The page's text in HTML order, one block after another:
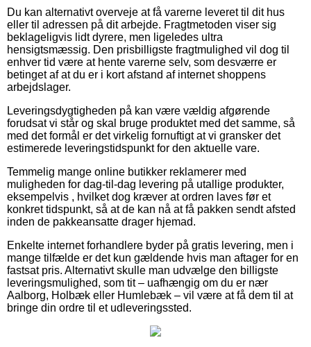
Du kan alternativt overveje at få varerne leveret til dit hus
eller til adressen på dit arbejde. Fragtmetoden viser sig
beklageligvis lidt dyrere, men ligeledes ultra
hensigtsmæssig. Den prisbilligste fragtmulighed vil dog til
enhver tid være at hente varerne selv, som desværre er
betinget af at du er i kort afstand af internet shoppens
arbejdslager.
Leveringsdygtigheden på kan være vældig afgørende
forudsat vi står og skal bruge produktet med det samme, så
med det formål er det virkelig fornuftigt at vi gransker det
estimerede leveringstidspunkt for den aktuelle vare.
Temmelig mange online butikker reklamerer med
muligheden for dag-til-dag levering på utallige produkter,
eksempelvis , hvilket dog kræver at ordren laves før et
konkret tidspunkt, så at de kan nå at få pakken sendt afsted
inden de pakkeansatte drager hjemad.
Enkelte internet forhandlere byder på gratis levering, men i
mange tilfælde er det kun gældende hvis man aftager for en
fastsat pris. Alternativt skulle man udvælge den billigste
leveringsmulighed, som tit – uafhængig om du er nær
Aalborg, Holbæk eller Humlebæk – vil være at få dem til at
bringe din ordre til et udleveringssted.